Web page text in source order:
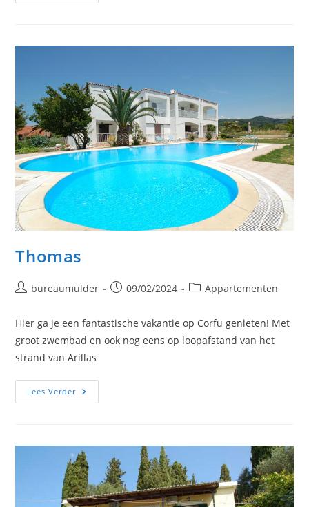
Thomas
Berichtbureaumulder
Bericht
op:
09/02/2024 Berichtcategorie:
Appartementen
Hier ga je een fantastische vakantie op Corfu genieten! Met
groot zwembad en ook nog eens op loopafstand van het
strand van Arillas
Lees VerderThomas